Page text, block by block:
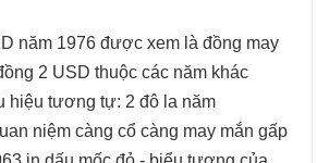
năm 1976 được xem là đồng may
2 USD thuộc các năm khác
hiệu tương tự: 2 đô la năm
niệm càng cổ càng may mắn gấp